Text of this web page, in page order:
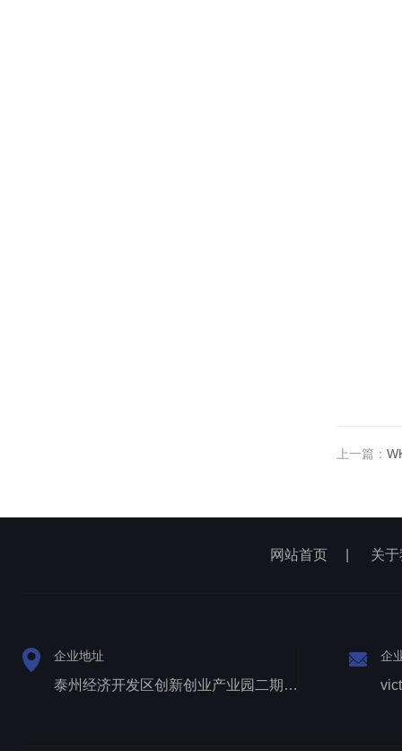
上一篇：
网站首页 关
企业地址
泰州经济开发区创新创业产业园二期1号厂房西侧三层
企